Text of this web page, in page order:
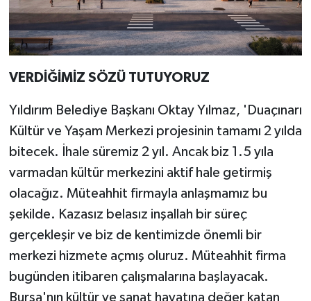
VERDİĞİMİZ SÖZÜ TUTUYORUZ
Yıldırım Belediye Başkanı Oktay Yılmaz, 'Duaçınarı
Kültür ve Yaşam Merkezi projesinin tamamı 2 yılda
bitecek. İhale süremiz 2 yıl. Ancak biz 1.5 yıla
varmadan kültür merkezini aktif hale getirmiş
olacağız. Müteahhit firmayla anlaşmamız bu
şekilde. Kazasız belasız inşallah bir süreç
gerçekleşir ve biz de kentimizde önemli bir
merkezi hizmete açmış oluruz. Müteahhit firma
bugünden itibaren çalışmalarına başlayacak.
Bursa'nın kültür ve sanat hayatına değer katan